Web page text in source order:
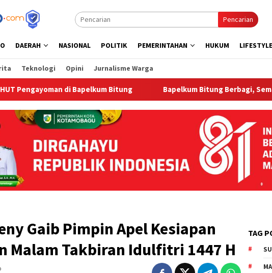
Pencarian
DAERAH NASIONAL POLITIK PEMERINTAHAN HUKUM LIFESTYLE
Teknologi Opini Jurnalisme Warga
di Bapelkum Bitung ‎Bapelkum Bitung Berbagi, Semarak HUT
Gaib Pimpin Apel Kesiapan
Malam Takbiran Idulfitri 1447 H
TAG